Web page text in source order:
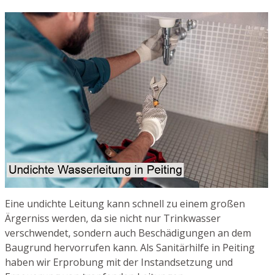
Eine undichte Leitung kann schnell zu einem großen
Ärgerniss werden, da sie nicht nur Trinkwasser
verschwendet, sondern auch Beschädigungen an dem
Baugrund hervorrufen kann. Als Sanitärhilfe in Peiting
haben wir Erprobung mit der Instandsetzung und